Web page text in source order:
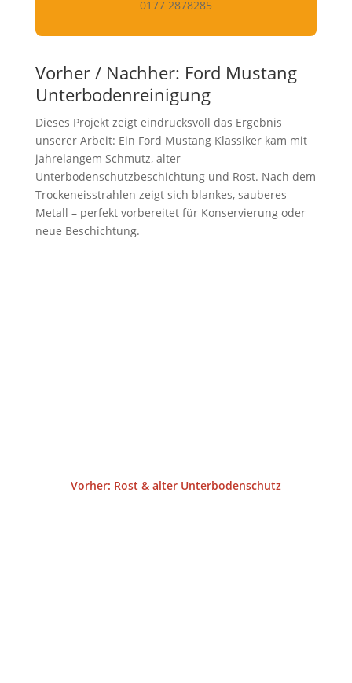
0177 2878285
Vorher / Nachher: Ford Mustang
Unterbodenreinigung
Dieses Projekt zeigt eindrucksvoll das Ergebnis
unserer Arbeit: Ein Ford Mustang Klassiker kam mit
jahrelangem Schmutz, alter
Unterbodenschutzbeschichtung und Rost. Nach dem
Trockeneisstrahlen zeigt sich blankes, sauberes
Metall – perfekt vorbereitet für Konservierung oder
neue Beschichtung.
Vorher: Rost & alter Unterbodenschutz